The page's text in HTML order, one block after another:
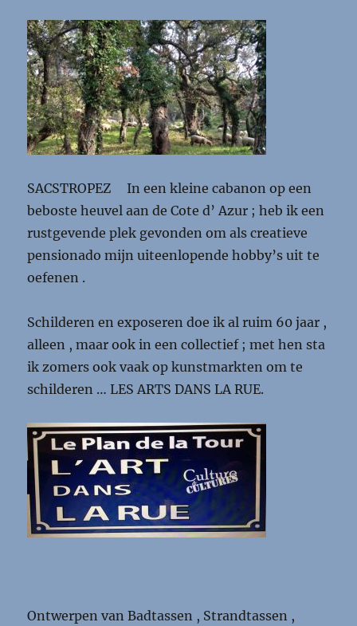
SACSTROPEZ In een kleine cabanon op een
beboste heuvel aan de Cote d’ Azur ; heb ik een
rustgevende plek gevonden om als creatieve
pensionado mijn uiteenlopende hobby’s uit te
oefenen .
Schilderen en exposeren doe ik al ruim 60 jaar ,
alleen , maar ook in een collectief ; met hen sta
ik zomers ook vaak op kunstmarkten om te
schilderen … LES ARTS DANS LA RUE.
Ontwerpen van Badtassen , Strandtassen ,